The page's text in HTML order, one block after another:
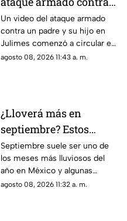
la situación.
un padre y su hijo en
Julimes, Chihuahua
Un video del ataque armado
contra un padre y su hijo en
Julimes comenzó a circular en
redes; uno de ellos murió y la
agosto 08, 2026 11:43 a. m.
¿Lloverá más en
septiembre? Estos
estados de México
podrían recibir más
lluvias
Septiembre suele ser uno de
los meses más lluviosos del
año en México y algunas
regiones del país concentran
agosto 08, 2026 11:32 a. m.